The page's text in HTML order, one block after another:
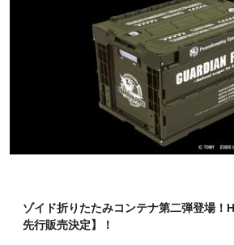
ゾイド折りたたみコンテナ第二弾登場！
先行販売決定】！